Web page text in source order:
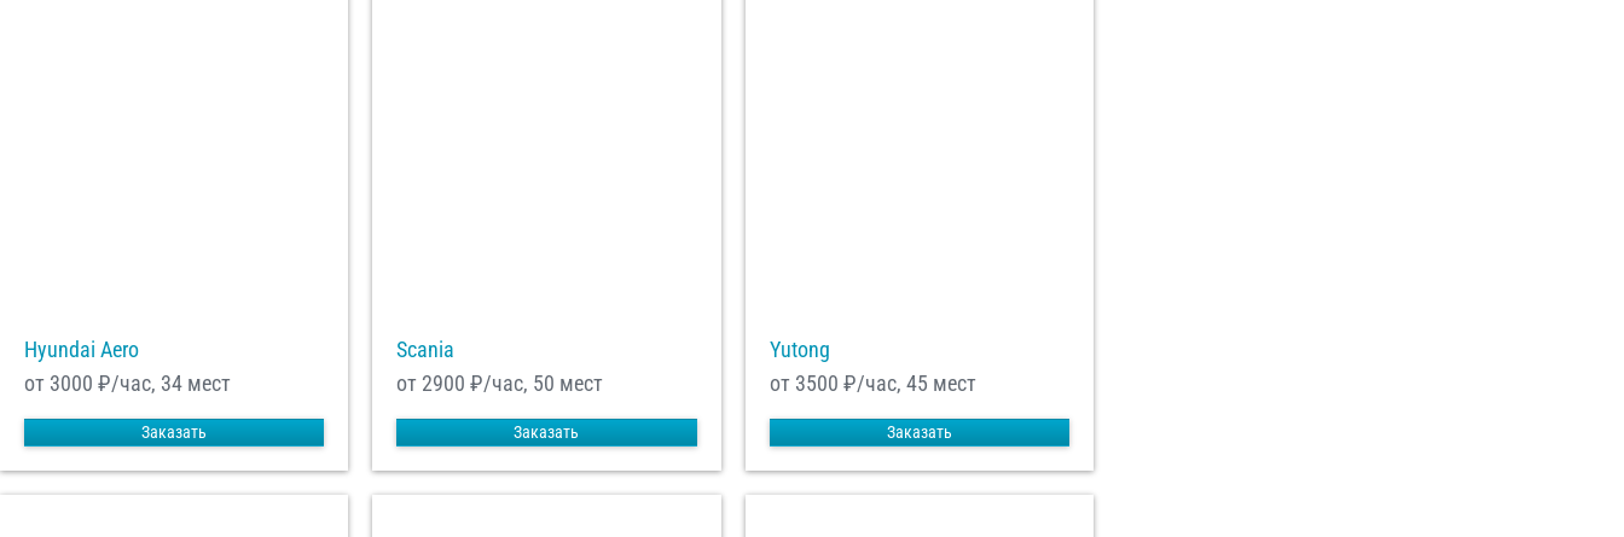
Hyundai Aero
от 3000 ₽/час, 34 мест
Заказать
Scania
от 2900 ₽/час, 50 мест
Заказать
Yutong
от 3500 ₽/час, 45 мест
Заказать